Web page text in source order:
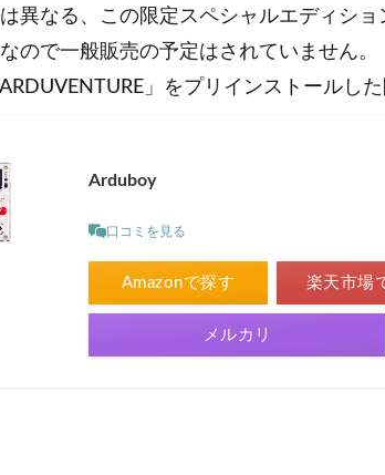
異なる、この限定スペシャルエディシ
ので一般販売の予定はされていません。
」をプリインストールし
Arduboy
口コミを見る
Amazonで探す 楽天市場
メルカリ